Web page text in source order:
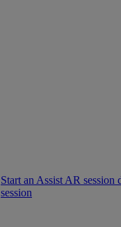
Start an Assist AR session
session